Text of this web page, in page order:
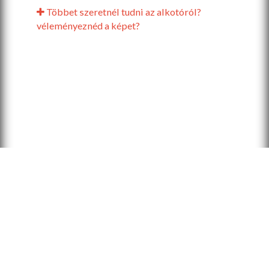
Többet szeretnél tudni az alkotóról?
véleményeznéd a képet?